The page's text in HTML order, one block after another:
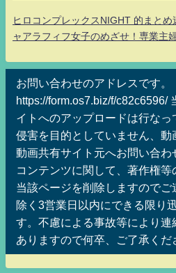
ヒロコンプレックスNIGHT 的まと
ャアラフィフ女子のめざせ！専業主
お問い合わせのアドレスです。
https://form.os7.biz/f/c82c6596/
イトへのアップロードは行な
侵害を目的としていません、
動画共有サイト元へお問い合
コンテンツに関して、著作権
当該ページを削除しますので
除く3営業日以内にできる限り
す。不慮による事故等により連
ありますので何卒、ご了承くだ